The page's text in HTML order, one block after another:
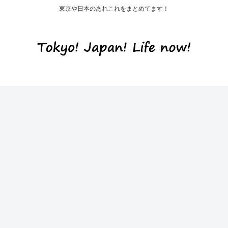
東京や日本のあれこれをまとめてます！